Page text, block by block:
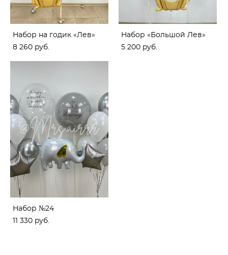
Набор на годик «Лев»
8 260 pуб.
Набор «Большой Лев»
5 200 pуб.
Набор №24
11 330 pуб.